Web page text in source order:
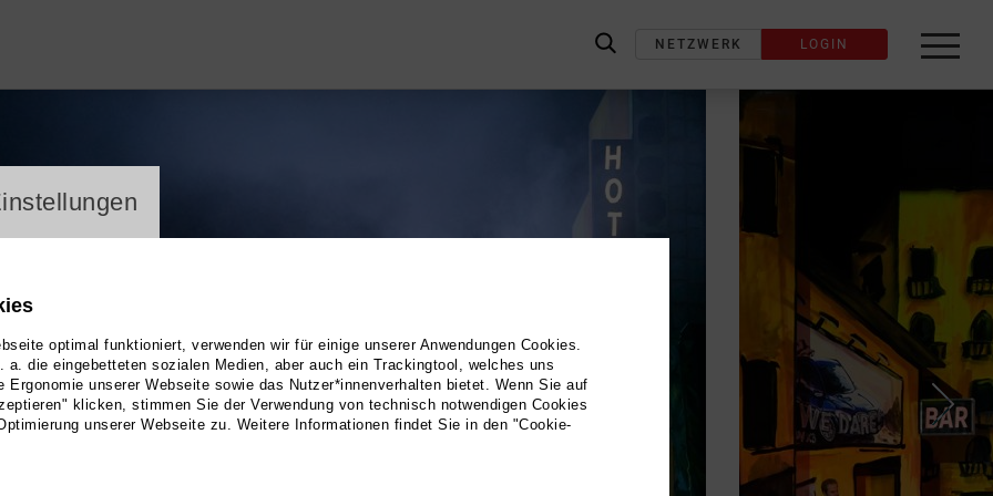
label_search
NETZWERK LOGIN
optimal funktioniert, verwenden wir für einige unserer Anwendungen Cookies.
a. die eingebetteten sozialen Medien, aber auch ein Trackingtool, welches uns
Ergonomie unserer Webseite sowie das Nutzer*innenverhalten bietet. Wenn Sie auf
klicken, stimmen Sie der Verwendung von technisch notwendigen Cookies
unserer Webseite zu. Weitere Informationen findet Sie in den "Cookie-